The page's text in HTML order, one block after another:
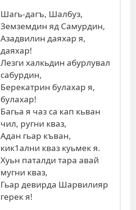
Шагь-дагъ, Шалбуз,
Земземдин яд Самурдин,
Азадвилин даяхар я,
даяхар!
Лезги халкьдин абурлувал
сабурдин,
Берекатрин булахар я,
булахар!
Багьа я чаз са кап кьван
чил, ругни кваз,
Адан гьар къван,
кик1ални кваз куьмек я.
Хуьн паталди тара авай
мугни кваз,
Гьар девирда Шарвилияр
герек я!